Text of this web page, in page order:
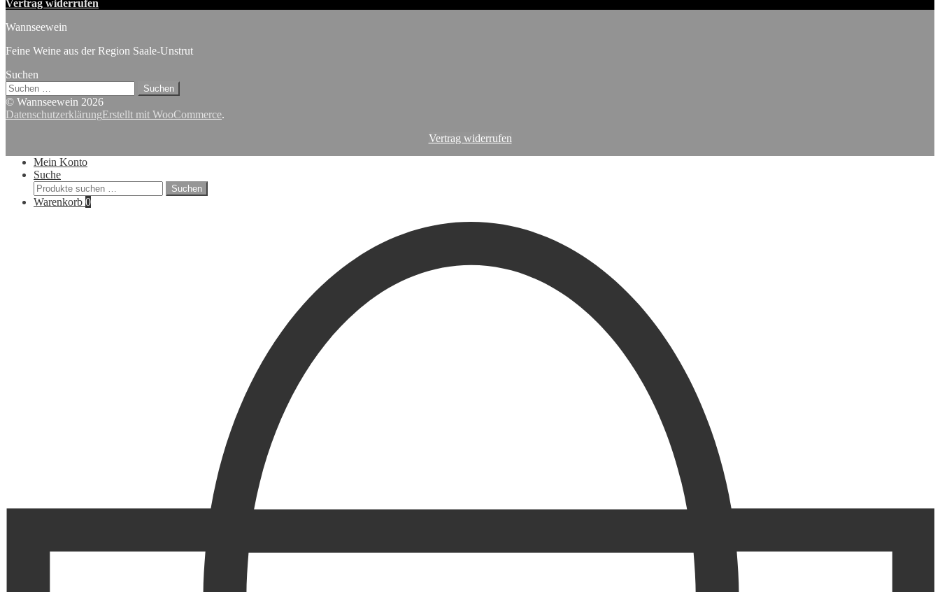
Vertrag widerrufen
Wannseewein
Feine Weine aus der Region Saale-Unstrut
Suchen
Suchen
nach:
© Wannseewein 2026
DatenschutzerklärungErstellt mit WooCommerce.
Vertrag widerrufen
Mein Konto
Suche
Suchen
nach:
Suchen
Warenkorb 0